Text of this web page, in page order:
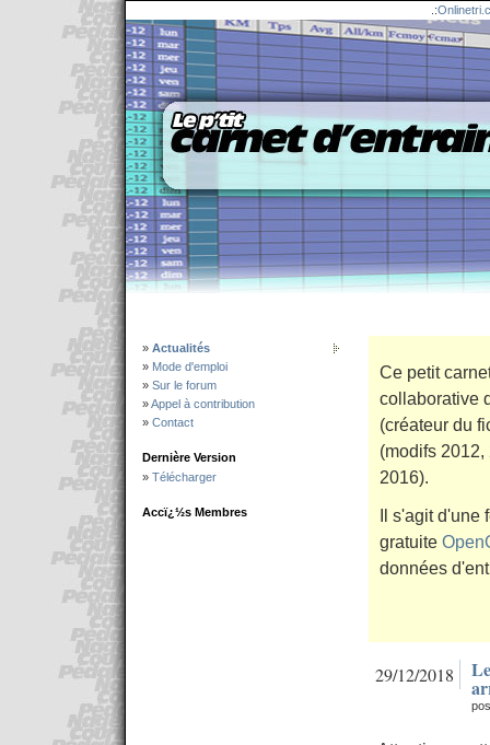
.:
» Actualités
» Mode d'emploi
» Sur le forum
»Appel à contribution
» Contact
Dernière Version
» Télécharger
Accï¿½s Membres
Ce petit
collaborative
(créateur du
(modifs
2016).
Il s'agit d'une
gratuite
données
29/12/2018